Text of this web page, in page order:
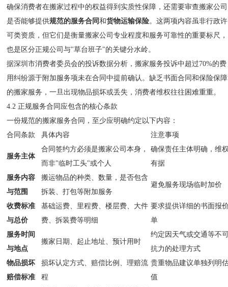
确保消费者在搬家过程中的权益得到实质性保障，还需要审查搬家公司
是否能够提供规范的服务合同和货物运输保险。这两项内容虽非行政许
可类资质，但它们是衡量搬家公司专业程度和服务可靠性的重要标尺，
也是区分正规公司与"草台班子"的关键分水岭。
据深圳市消费者委员会的投诉数据分析，搬家服务投诉中超过70%的费
用纠纷源于附加服务项未在合同中提前确认。缺乏书面合同和保险保障
的搬家服务，一旦出现物品损坏或丢失，消费者维权往往困难重重。
4.2 正规服务合同应包含的核心条款
一份规范的搬家服务合同，至少应明确约定以下内容：
合同条款
具体内容 注意事项
服务主体
合同签约方必须是搬家公司本身，
而非"临时工头"或个人
确保责任主体明确，维
有据
服务内容
与范围
搬运物品的种类、数量，是否包含
拆装、打包等附加服务
避免服务现场临时加价
收费标准
与总价
基础运费、里程费、楼层费、大件
费、拆装费等明细
要求提供详细的书面报
单
服务时间
与地点
搬家日期、起止地址、预计用时
约定因天气或交通等不
抗力的处理方式
物品损坏
赔偿标准
损坏认定方式、赔偿比例、理赔流
程
贵重物品建议单独列明
值